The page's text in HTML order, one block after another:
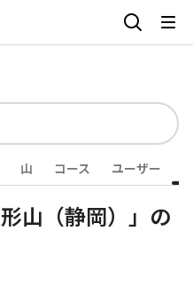
山 コース ユーザー
山（静岡）」の